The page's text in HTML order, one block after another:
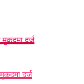
दर्ज
दर्ज